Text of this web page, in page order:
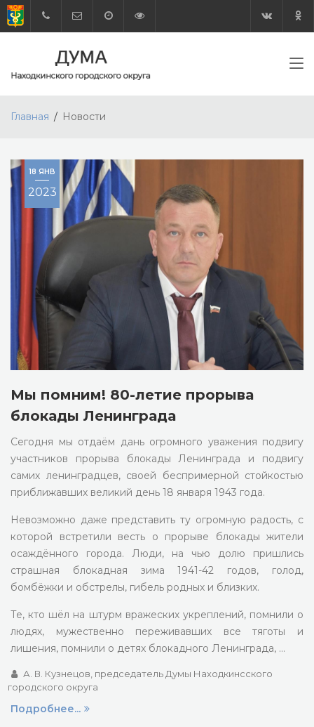
Главная Новости
Мы помним! 80-летие прорыва
блокады Ленинграда
Сегодня мы отдаём дань огромного уважения подвигу
участников прорыва блокады Ленинграда и подвигу
самих ленинградцев, своей беспримерной стойкостью
приближавших великий день 18 января 1943 года.
Невозможно даже представить ту огромную радость, с
которой встретили весть о прорыве блокады жители
осаждённого города. Люди, на чью долю пришлись
страшная блокадная зима 1941-42 годов, голод,
бомбёжки и обстрелы, гибель родных и близких.
Те, кто шёл на штурм вражеских укреплений, помнили о
людях, мужественно переживавших все тяготы и
лишения, помнили о детях блокадного Ленинграда, …
18 ЯНВ
2023
А. В. Кузнецов, председатель Думы Находкинсского
городского округа
Подробнее...